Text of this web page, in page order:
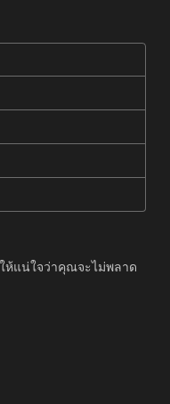
ห้แน่ใจว่าคุณจะไม่พลาด